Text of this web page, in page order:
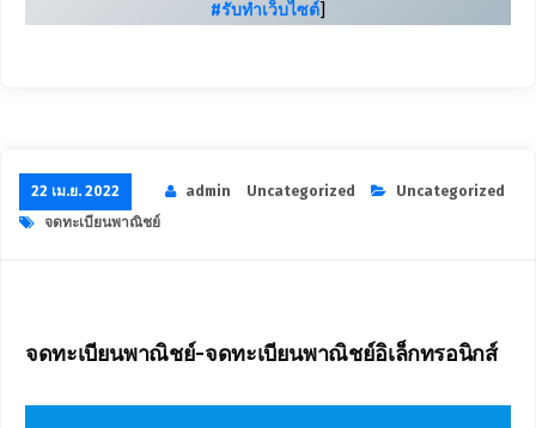
#รับทำเว็บไซต์]
22 เม.ย. 2022 admin Uncategorized
Uncategorized
จดทะเบียนพาณิชย์
จดทะเบียนพาณิชย์-จดทะเบียนพาณิชย์อิเล็กทรอนิกส์